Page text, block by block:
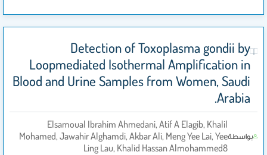
Detection of Toxoplasma gondii by
Loopmediated Isothermal Amplification in
Blood and Urine Samples from Women, Saudi
Arabia.
بواسطة
Elsamoual Ibrahim Ahmedani, Atif A Elagib, Khalil
Mohamed, Jawahir Alghamdi, Akbar Ali, Meng Yee Lai, Yee
Ling Lau, Khalid Hassan Almohammed8